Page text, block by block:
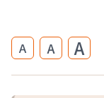
A A A